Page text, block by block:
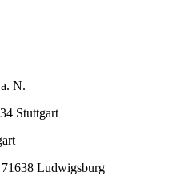
N.
Stuttgart
Ludwigsburg